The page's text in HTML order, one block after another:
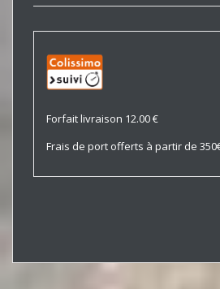
Forfait livraison 12.00 €
Frais de port offerts à partir de